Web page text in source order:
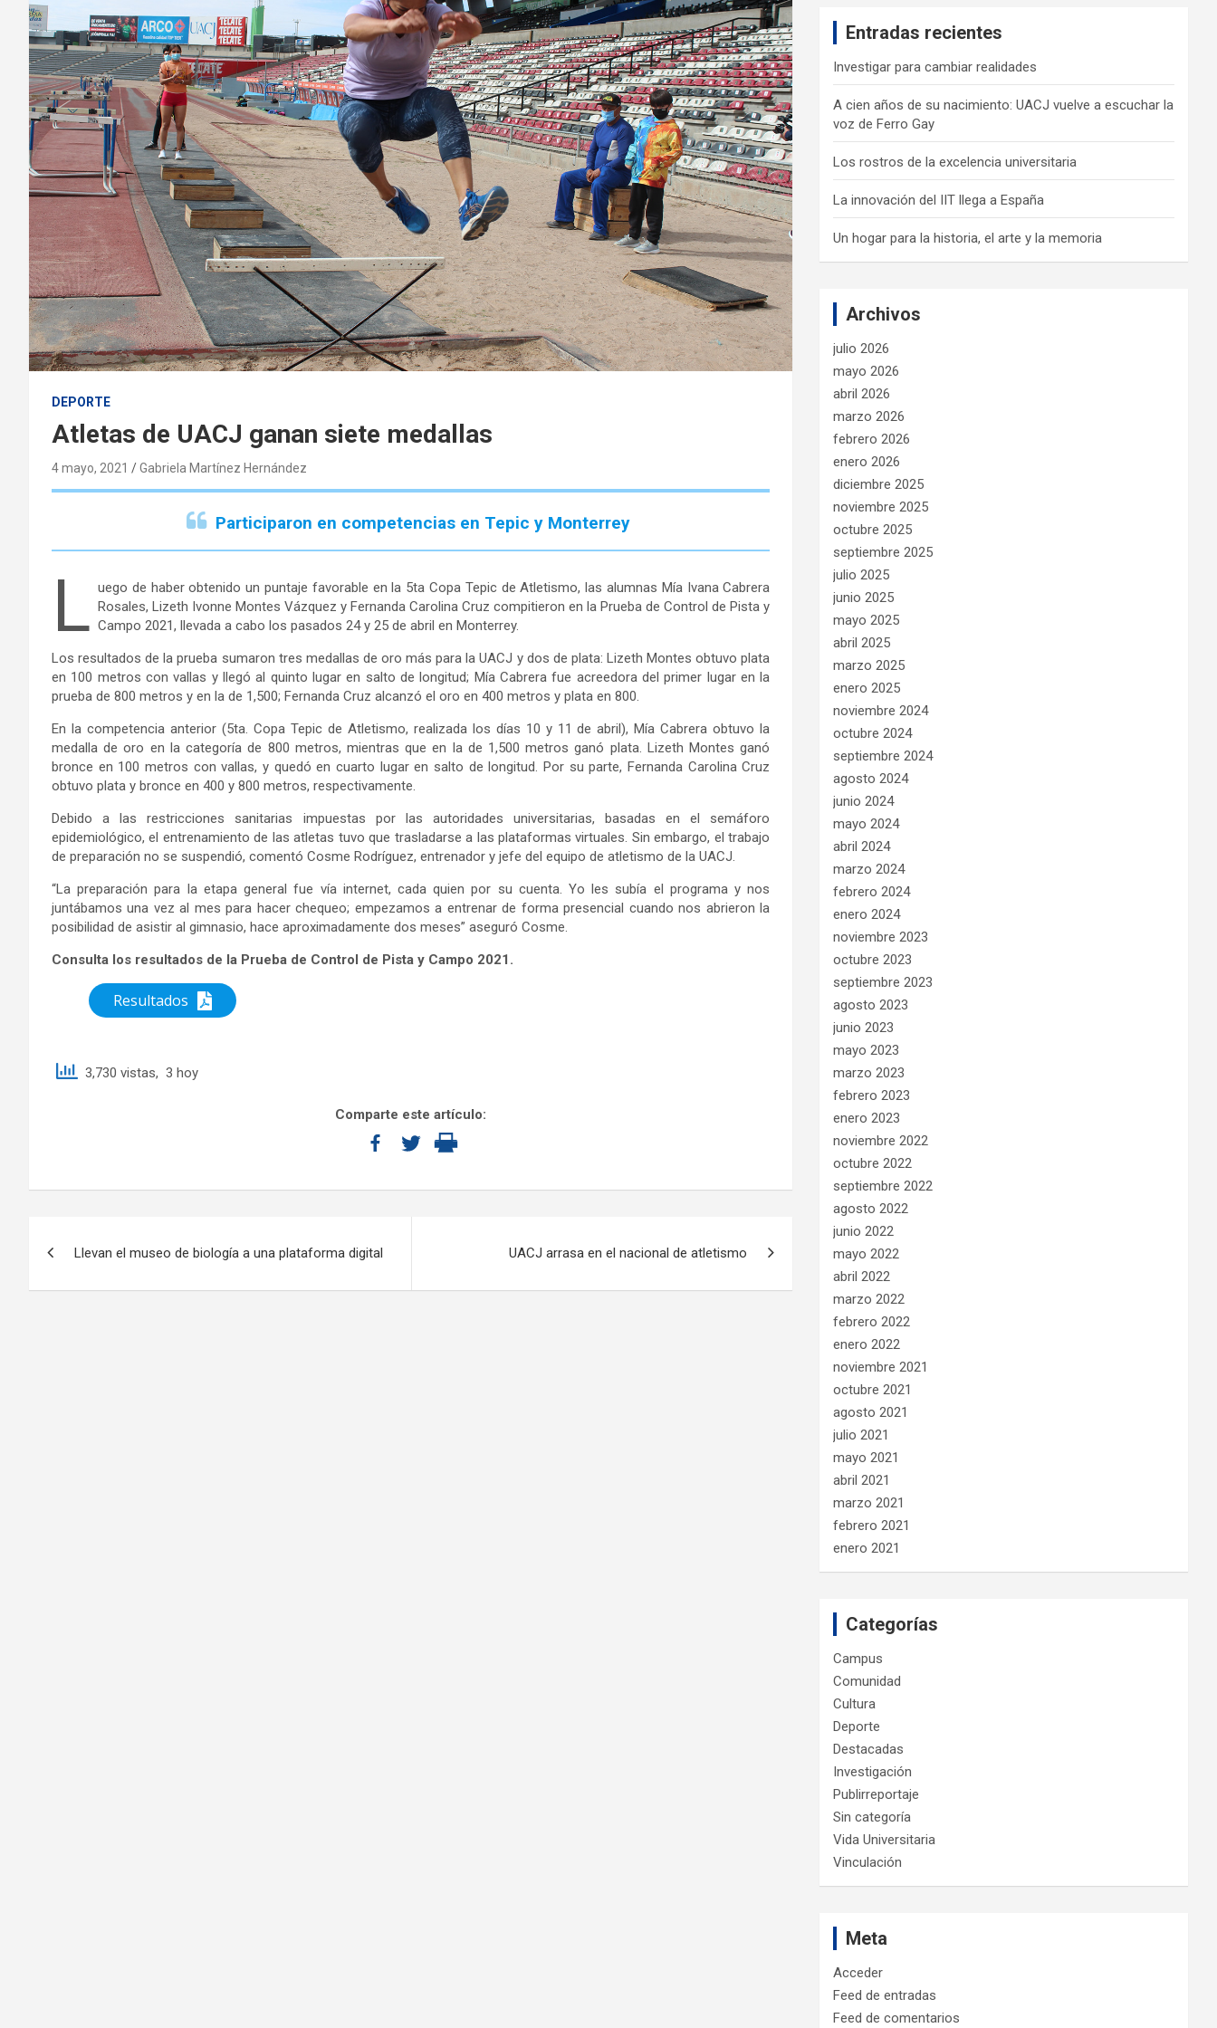
DEPORTE
Atletas de UACJ ganan siete medallas
4 mayo, 2021 Gabriela Martínez Hernández
Participaron en competencias en Tepic y Monterrey
L uego de haber obtenido un puntaje favorable en la 5ta Copa Tepic de Atletismo, las alumnas Mía Ivana Cabrera
Rosales, Lizeth Ivonne Montes Vázquez y Fernanda Carolina Cruz compitieron en la Prueba de Control de Pista y
Campo 2021, llevada a cabo los pasados 24 y 25 de abril en Monterrey.
Los resultados de la prueba sumaron tres medallas de oro más para la UACJ y dos de plata: Lizeth Montes obtuvo plata
en 100 metros con vallas y llegó al quinto lugar en salto de longitud; Mía Cabrera fue acreedora del primer lugar en la
prueba de 800 metros y en la de 1,500; Fernanda Cruz alcanzó el oro en 400 metros y plata en 800.
En la competencia anterior (5ta. Copa Tepic de Atletismo, realizada los días 10 y 11 de abril), Mía Cabrera obtuvo la
medalla de oro en la categoría de 800 metros, mientras que en la de 1,500 metros ganó plata. Lizeth Montes ganó
bronce en 100 metros con vallas, y quedó en cuarto lugar en salto de longitud. Por su parte, Fernanda Carolina Cruz
obtuvo plata y bronce en 400 y 800 metros, respectivamente.
Debido a las restricciones sanitarias impuestas por las autoridades universitarias, basadas en el semáforo
epidemiológico, el entrenamiento de las atletas tuvo que trasladarse a las plataformas virtuales. Sin embargo, el trabajo
de preparación no se suspendió, comentó Cosme Rodríguez, entrenador y jefe del equipo de atletismo de la UACJ.
“La preparación para la etapa general fue vía internet, cada quien por su cuenta. Yo les subía el programa y nos
juntábamos una vez al mes para hacer chequeo; empezamos a entrenar de forma presencial cuando nos abrieron la
posibilidad de asistir al gimnasio, hace aproximadamente dos meses” aseguró Cosme.
Consulta los resultados de la Prueba de Control de Pista y Campo 2021.
Resultados
3,730 vistas, 3 hoy
Comparte este artículo:
Llevan el museo de biología a una plataforma digital UACJ arrasa en el nacional de atletismo
Entradas recientes
Investigar para cambiar realidades
A cien años de su nacimiento: UACJ vuelve a escuchar la
voz de Ferro Gay
Los rostros de la excelencia universitaria
La innovación del IIT llega a España
Un hogar para la historia, el arte y la memoria
Archivos
julio 2026
mayo 2026
abril 2026
marzo 2026
febrero 2026
enero 2026
diciembre 2025
noviembre 2025
octubre 2025
septiembre 2025
julio 2025
junio 2025
mayo 2025
abril 2025
marzo 2025
enero 2025
noviembre 2024
octubre 2024
septiembre 2024
agosto 2024
junio 2024
mayo 2024
abril 2024
marzo 2024
febrero 2024
enero 2024
noviembre 2023
octubre 2023
septiembre 2023
agosto 2023
junio 2023
mayo 2023
marzo 2023
febrero 2023
enero 2023
noviembre 2022
octubre 2022
septiembre 2022
agosto 2022
junio 2022
mayo 2022
abril 2022
marzo 2022
febrero 2022
enero 2022
noviembre 2021
octubre 2021
agosto 2021
julio 2021
mayo 2021
abril 2021
marzo 2021
febrero 2021
enero 2021
Categorías
Campus
Comunidad
Cultura
Deporte
Destacadas
Investigación
Publirreportaje
Sin categoría
Vida Universitaria
Vinculación
Meta
Acceder
Feed de entradas
Feed de comentarios